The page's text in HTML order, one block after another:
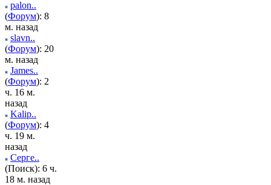
palon..
(Форум): 8
м. назад
slavn..
(Форум): 20
м. назад
James..
(Форум): 2
ч. 16 м.
назад
Kalip..
(Форум): 4
ч. 19 м.
назад
Серге..
(Поиск): 6 ч.
18 м. назад